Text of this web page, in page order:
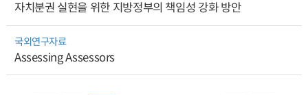
자치분권 실현을 위한 지방정부의 책임성 강화 방안
국외연구자료
Assessing Assessors